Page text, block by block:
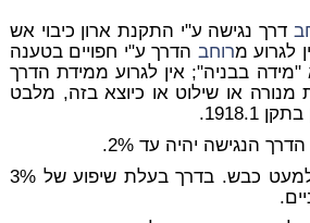
דרך נגישה ע"י התקנת ארון כיבוי אש
לגרוע מרוחב הדרך ע"י חפויים בטענה
בבניה"; אין לגרוע ממידת הדרך
מנורה או שילוט או כיוצא בזה, מלבט
הנגישה יהיה עד 2%.
שיפוע אורכי עד 5%, למעט כבש. בדרך בעלת שיפוע של 3%